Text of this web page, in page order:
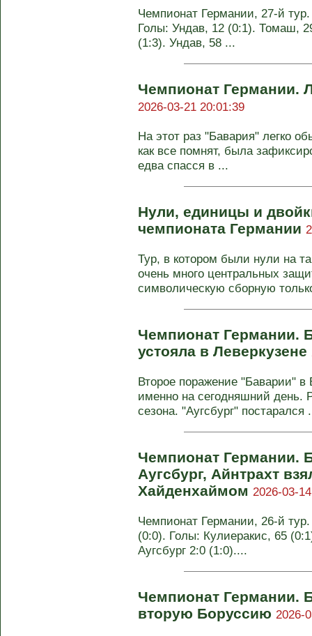
Чемпионат Германии, 27-й
Голы: Ундав, 12 (0:1). Томаш,
(1:3). Ундав, 58 ...
Чемпионат Германии.
2026-03-21 20:01:39
На этот раз "Бавария" легко
как все помнят, была
едва спасся в ...
Нули, единицы и
чемпионата Германии
Тур, в котором были нули на
очень много центральных
символическую сборную
Чемпионат Германии.
устояла в Леверкузене
Второе поражение "Баварии" в
именно на сегодняшний день.
сезона. "Аугсбург" постарался
Чемпионат Германии.
Аугсбург, Айнтрахт
Хайденхаймом 2026-03-
Чемпионат Германии, 26-й
(0:0). Голы: Кулиеракис, 65
Аугсбург 2:0 (1:0)....
Чемпионат Германии.
вторую Боруссию 2026-